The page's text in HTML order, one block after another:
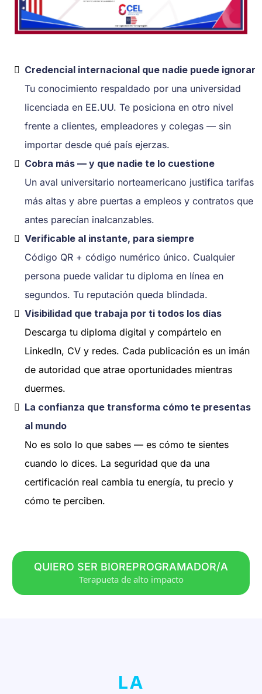
Credencial internacional que nadie puede ignorar
Tu conocimiento respaldado por una universidad
licenciada en EE.UU. Te posiciona en otro nivel
frente a clientes, empleadores y colegas — sin
importar desde qué país ejerzas.
Cobra más — y que nadie te lo cuestione
Un aval universitario norteamericano justifica tarifas
más altas y abre puertas a empleos y contratos que
antes parecían inalcanzables.
Verificable al instante, para siempre
Código QR + código numérico único. Cualquier
persona puede validar tu diploma en línea en
segundos. Tu reputación queda blindada.
Visibilidad que trabaja por ti todos los días
Descarga tu diploma digital y compártelo en
LinkedIn, CV y redes. Cada publicación es un imán
de autoridad que atrae oportunidades mientras
duermes.
La confianza que transforma cómo te presentas
al mundo
No es solo lo que sabes — es cómo te sientes
cuando lo dices. La seguridad que da una
certificación real cambia tu energía, tu precio y
cómo te perciben.
QUIERO SER BIOREPROGRAMADOR/A
Terapueta de alto impacto
LA